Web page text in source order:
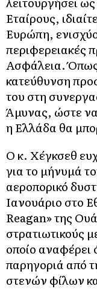
Εταίρους,
Ευρώπη,
περιφερειακές
Ασφάλεια.
κατεύθυνση
του στη
Άμυνας, ώστε να
η Ελλάδα θα
Ο κ. Χέγκσεθ
για το μήνυμά
αεροπορικό
Ιανουάριο στο
Reagan» της
στρατιωτικούς
οποίο
παρηγοριά από
στενών φίλων